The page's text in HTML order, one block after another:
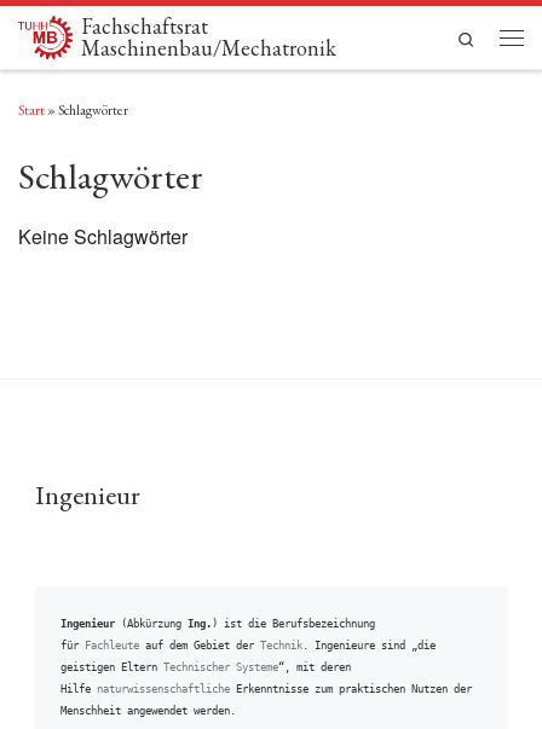
Zum Inhalt springen
Fachschaftsrat
Maschinenbau/Mechatronik
Search
Start» Schlagwörter
Schlagwörter
Keine Schlagwörter
Ingenieur
Ingenieur (Abkürzung Ing. ) ist die Berufsbezeichnung
für
Fachleute auf dem Gebiet der Technik . Ingenieure sind „die
geistigen Eltern Technischer Systeme“, mit deren
Hilfe naturwissenschaftliche Erkenntnisse zum praktischen Nutzen der
Menschheit angewendet werden.